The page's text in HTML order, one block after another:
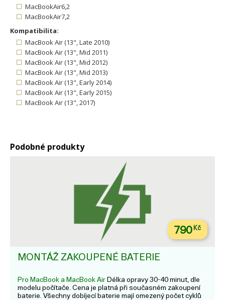
MacBookAir6,2
MacBookAir7,2
Kompatibilita:
MacBook Air (13", Late 2010)
MacBook Air (13", Mid 2011)
MacBook Air (13", Mid 2012)
MacBook Air (13", Mid 2013)
MacBook Air (13", Early 2014)
MacBook Air (13", Early 2015)
MacBook Air (13", 2017)
Podobné produkty
790Kč
MONTÁŽ ZAKOUPENÉ BATERIE
Pro MacBook a MacBook Air Délka opravy 30-40 minut, dle
modelu počítače. Cena je platná při současném zakoupení
baterie. Všechny dobíjecí baterie mají omezený počet cyklů